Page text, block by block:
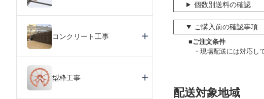
個数別送料の確認
ご購入前の確認事項
■ご注文条件
現場配送には対応し
配送対象地域
コンクリート工事
型枠工事